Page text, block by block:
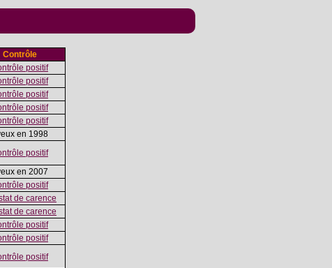
Contrôle
positif
positif
positif
positif
positif
en 1998
positif
en 2007
positif
de carence
de carence
positif
positif
positif